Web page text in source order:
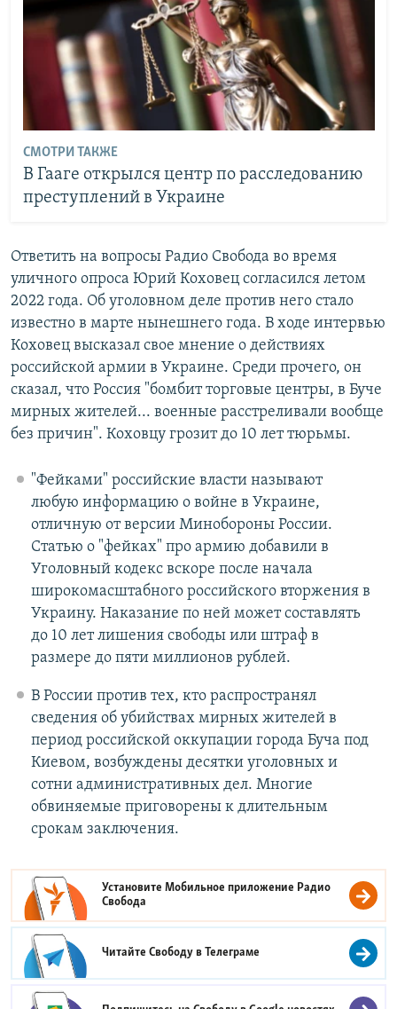
СМОТРИ ТАКЖЕ
В Гааге открылся центр по расследованию
преступлений в Украине
Ответить на вопросы Радио Свобода во время
уличного опроса Юрий Коховец согласился летом
2022 года. Об уголовном деле против него стало
известно в марте нынешнего года. В ходе интервью
Коховец высказал свое мнение о действиях
российской армии в Украине. Среди прочего, он
сказал, что Россия "бомбит торговые центры, в Буче
мирных жителей... военные расстреливали вообще
без причин". Коховцу грозит до 10 лет тюрьмы.
"Фейками" российские власти называют
любую информацию о войне в Украине,
отличную от версии Минобороны России.
Статью о "фейках" про армию добавили в
Уголовный кодекс вскоре после начала
широкомасштабного российского вторжения в
Украину. Наказание по ней может составлять
до 10 лет лишения свободы или штраф в
размере до пяти миллионов рублей.
В России против тех, кто распространял
сведения об убийствах мирных жителей в
период российской оккупации города Буча под
Киевом, возбуждены десятки уголовных и
сотни административных дел. Многие
обвиняемые приговорены к длительным
срокам заключения.
Установите Мобильное приложение Радио
Свобода
Читайте Свободу вТелеграме